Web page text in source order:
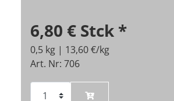
6,80 € Stck *
0,5 kg | 13,60 €/kg
Art. Nr: 706